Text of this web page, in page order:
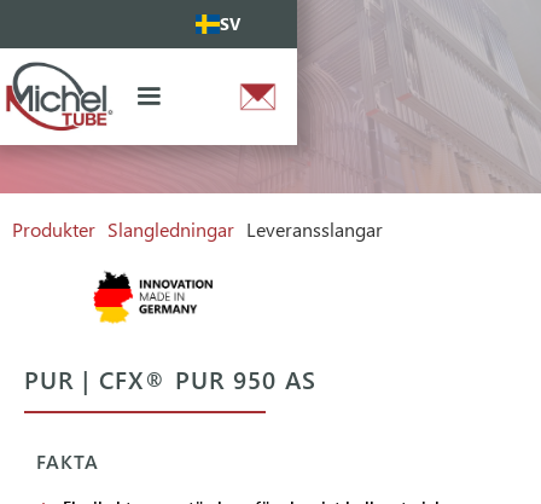
SV
Produkter Slangledningar Leveransslangar
PUR | CFX® PUR 950 AS
FAKTA